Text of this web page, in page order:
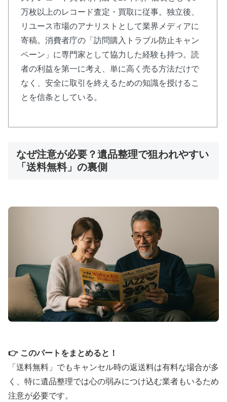
円
⚡
スピード査定 で数日以内振込み可能
累計1,700万枚の買取実績を誇る日本最大級のレコ
ード専門店。独自の商品データベースで適正価格を
実現し、宅配・出張・店頭すべて対応。
エコストアレコードで査定開始
🐝 BeeRecords：利用者350万人突破の安心
感
の査定額を明細で開示
マイページで リアルタイム 進捗確認
宅配キット 最大10個 まで無料提供
どんなジャンル・状態のレコードでも査定対象。古
いレコードや汚れたレコードも丁寧に査定し、大量
買取にも対応いたします。
BeeRecordsで査定を開始
⚖️ JUSTY：石川県発の信頼コンサルティング
万枚以上のレコード査定・買取に従事。独立後、
リユース市場のアナリストとして業界メディアに
寄稿。消費者庁の「訪問購入トラブル防止キャン
ペーン」に専門家として協力した経験も持つ。読
者の利益を第一に考え、単に高く売る方法だけで
なく、安全に取引を終えるための知識を授けるこ
とを信条としている。
なぜ注意が必要？遺品整理で狙われやすい
「送料無料」の裏側
👉 このパートをまとめると！
「送料無料」でもキャンセル時の返送料は有料な場合が多
く、特に遺品整理では心の弱みにつけ込む業者もいるため
注意が必要です。